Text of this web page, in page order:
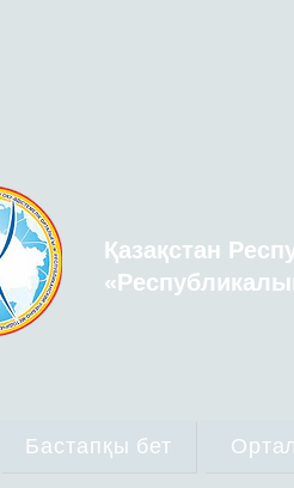
Қазақстан
Бастапқы бет